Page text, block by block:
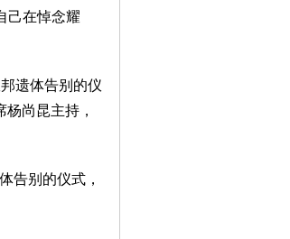
己在悼念耀
遗体告别的仪
尚昆主持，
告别的仪式，